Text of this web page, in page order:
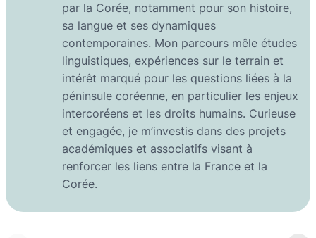
par la Corée, notamment pour son histoire,
sa langue et ses dynamiques
contemporaines. Mon parcours mêle études
linguistiques, expériences sur le terrain et
intérêt marqué pour les questions liées à la
péninsule coréenne, en particulier les enjeux
intercoréens et les droits humains. Curieuse
et engagée, je m’investis dans des projets
académiques et associatifs visant à
renforcer les liens entre la France et la
Corée.